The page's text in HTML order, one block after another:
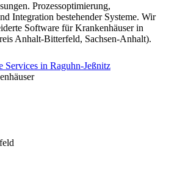
Prozessoptimierung,
Integration bestehender Systeme. Wir
Software für Krankenhäuser in
Anhalt-Bitterfeld, Sachsen-Anhalt).
Services in Raguhn-Jeßnitz